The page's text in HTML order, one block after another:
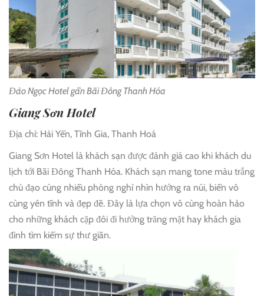
Đảo Ngọc Hotel gần Bãi Đông Thanh Hóa
Giang Sơn Hotel
Địa chỉ: Hải Yến, Tĩnh Gia, Thanh Hoá
Giang Sơn Hotel là khách sạn được đánh giá cao khi khách du
lịch tới Bãi Đông Thanh Hóa. Khách sạn mang tone màu trắng
chủ đạo cùng nhiều phòng nghỉ nhìn hướng ra núi, biển vô
cùng yên tĩnh và đẹp đẽ. Đây là lựa chọn vô cùng hoàn hảo
cho những khách cặp đôi đi hưởng trăng mặt hay khách gia
đình tìm kiếm sự thư giãn.